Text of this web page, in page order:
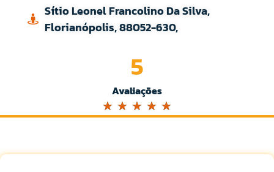
Sítio Leonel Francolino Da Silva,
Florianópolis, 88052-630,
Avaliações
5
☆ ☆ ☆ ☆ ☆